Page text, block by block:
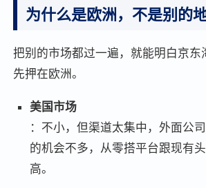
为什么是欧洲，不是别的
把别的市场都过一遍，就能明白京东
先押在欧洲。
美国市场
：不小，但渠道太集中，外面公
的机会不多，从零搭平台跟现有
高。